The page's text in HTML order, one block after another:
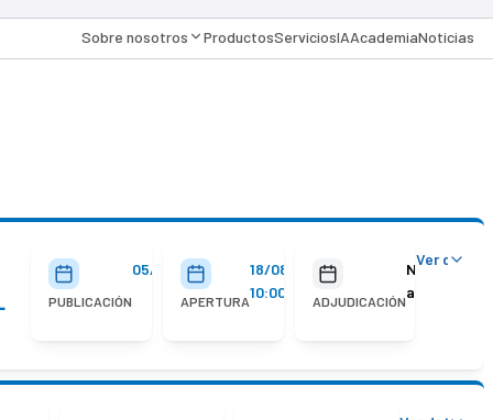
Sobre nosotros ProductosServiciosIAAcademiaNoticias
PUBLICACIÓN
05/08/2026
APERTURA
18/08/2026
10:00
ADJUDICACIÓN
No
adjudicada
Ver detalles